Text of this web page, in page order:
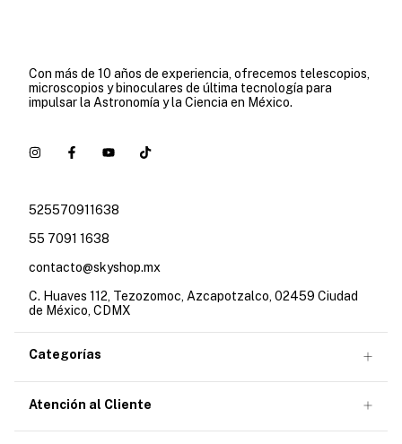
Con más de 10 años de experiencia, ofrecemos telescopios,
microscopios y binoculares de última tecnología para
impulsar la Astronomía y la Ciencia en México.
525570911638
55 7091 1638
contacto@skyshop.mx
C. Huaves 112, Tezozomoc, Azcapotzalco, 02459 Ciudad
de México, CDMX
Categorías
Atención al Cliente